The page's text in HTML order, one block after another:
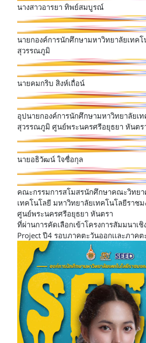
นางสาวอารยา ทิพย์สมบูรณ์
นายกองค์การนักศึกษามหาวิทยาลัยเทค
สุวรรณภูมิ
นายคมกริบ สิงห์เถื่อน์
อุปนายกองค์การนักศึกษามหาวิทยาลัยเ
สุวรรณภูมิ ศูนย์พระนครศรีอยุธยา หันตร
นายอธิวัฒน์ ใจซื่อกุล
คณะกรรมการสโมสรนักศึกษาคณะวิทยา
เทคโนโลยี มหาวิทยาลัยเทคโนโลยีราช
ศูนย์พระนครศรีอยุธยา หันตรา
ที่ผ่านการคัดเลือกเข้าโครงการสัมมนาเ
Project ปี4 รอบภาคตะวันออกเเละภาค